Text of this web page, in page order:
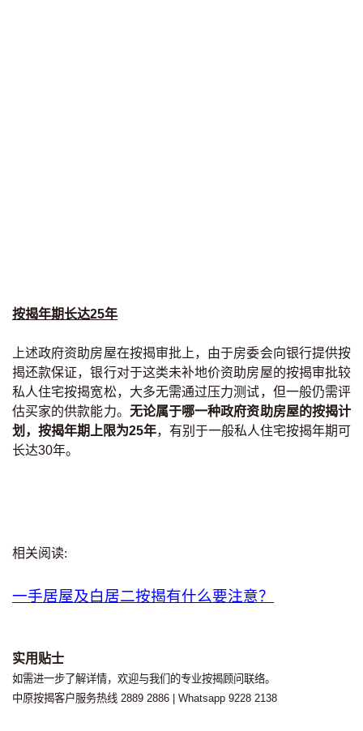
按揭年期长达25年
上述政府资助房屋在按揭审批上，由于房委会向银行提供按
揭还款保证，银行对于这类未补地价资助房屋的按揭审批较
私人住宅按揭宽松，大多无需通过压力测试，但一般仍需评
估买家的供款能力。 无论属于哪一种政府资助房屋的按揭计
划，按揭年期上限为25年，有别于一般私人住宅按揭年期可
长达30年。
相关阅读:
一手居屋及白居二按揭有什么要注意？
实用贴士
如需进一步了解详情，欢迎与我们的专业按揭顾问联络。
中原按揭客户服务热线 2889 2886 | Whatsapp 9228 2138